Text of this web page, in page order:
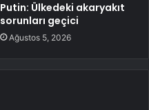
Putin: Ülkedeki akaryakıt
sorunları geçici
Ağustos 5, 2026